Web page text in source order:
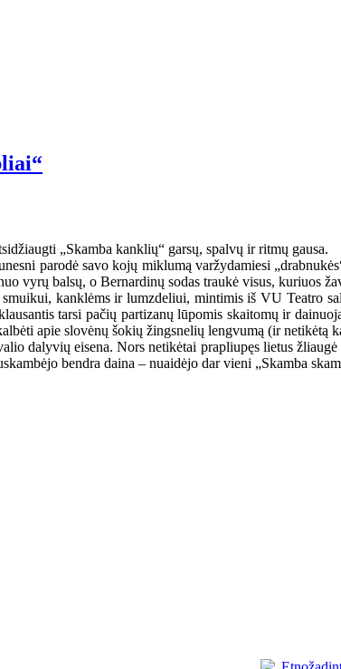
„Skamba kanklių“ garsų, spalvų ir ritmų gausa.
parodė savo kojų miklumą varžydamiesi
vyrų balsų, o Bernardinų sodas traukė visus, kuriuos
kanklėms ir lumzdeliui, mintimis iš VU Teatro
tarsi pačių partizanų lūpomis skaitomų ir
apie slovėnų šokių žingsnelių lengvumą (ir netikėtą
dalyvių eisena. Nors netikėtai prapliupęs lietus
bendra daina – nuaidėjo dar vieni „Skamba